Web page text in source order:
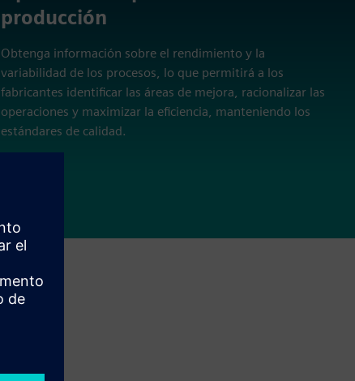
producción
Obtenga información sobre el rendimiento y la
variabilidad de los procesos, lo que permitirá a los
fabricantes identificar las áreas de mejora, racionalizar las
operaciones y maximizar la eficiencia, manteniendo los
estándares de calidad.